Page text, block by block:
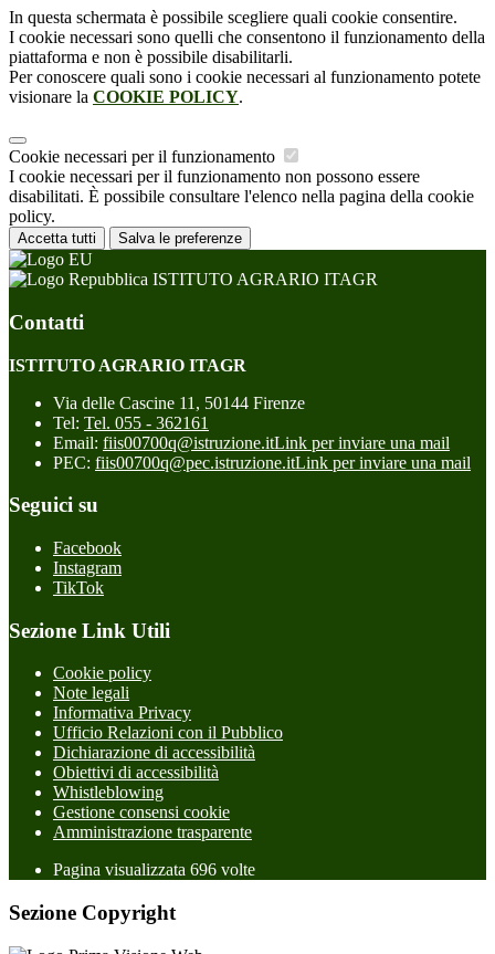
In questa schermata è possibile scegliere quali cookie consentire.
I cookie necessari sono quelli che consentono il funzionamento della
piattaforma e non è possibile disabilitarli.
Per conoscere quali sono i cookie necessari al funzionamento potete
visionare la COOKIE POLICY.
Cookie necessari per il funzionamento
I cookie necessari per il funzionamento non possono essere
disabilitati. È possibile consultare l'elenco nella pagina della cookie
policy.
Accetta tutti Salva le preferenze
ISTITUTO AGRARIO ITAGR
Contatti
ISTITUTO AGRARIO ITAGR
Via delle Cascine 11, 50144 Firenze
Tel: Tel. 055 - 362161
Email: fiis00700q@istruzione.itLink per inviare una mail
PEC: fiis00700q@pec.istruzione.itLink per inviare una mail
Seguici su
Facebook
Instagram
TikTok
Sezione Link Utili
Cookie policy
Note legali
Informativa Privacy
Ufficio Relazioni con il Pubblico
Dichiarazione di accessibilità
Obiettivi di accessibilità
Whistleblowing
Gestione consensi cookie
Amministrazione trasparente
Pagina visualizzata 696 volte
Sezione Copyright